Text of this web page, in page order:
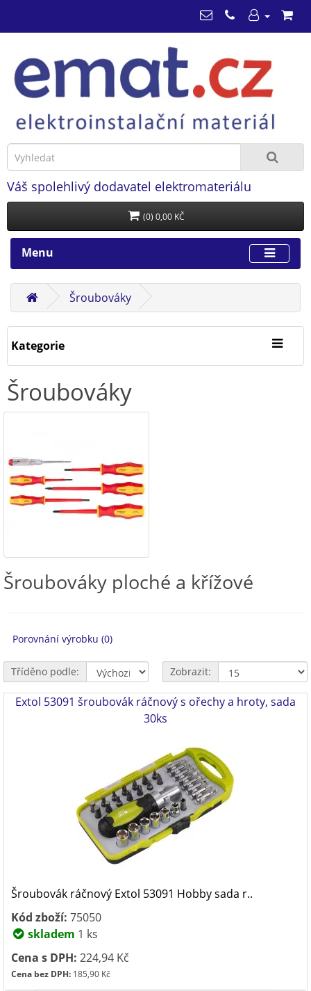
Váš spolehlivý dodavatel elektromateriálu
(0) 0,00 KČ
Menu
Šroubováky
Kategorie
Šroubováky
Šroubováky ploché a křížové
Porovnání výrobku (0)
Tříděno podle: Zobrazit:
Extol 53091 šroubovák ráčnový s ořechy a hroty, sada
30ks
Šroubovák ráčnový Extol 53091 Hobby sada r..
Kód zboží: 75050
skladem 1 ks
Cena s DPH: 224,94 Kč
Cena bez DPH: 185,90 Kč